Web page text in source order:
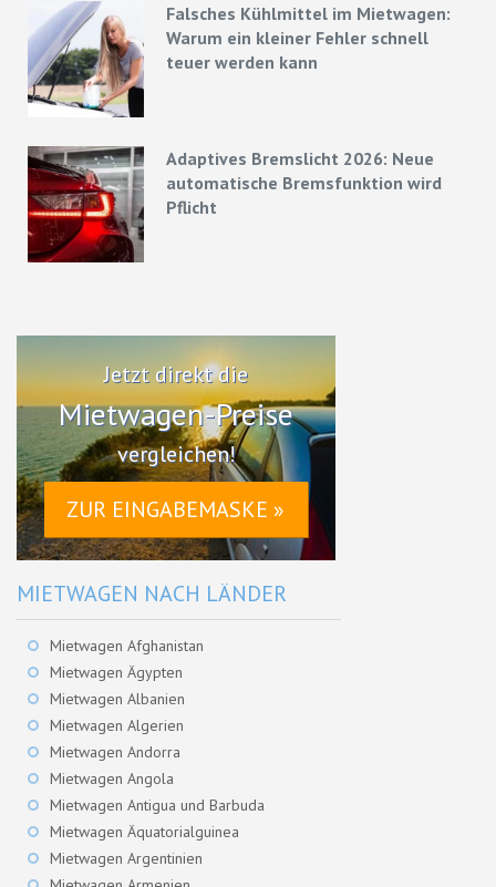
Falsches Kühlmittel im Mietwagen:
Warum ein kleiner Fehler schnell
teuer werden kann
Adaptives Bremslicht 2026: Neue
automatische Bremsfunktion wird
Pflicht
Jetzt direkt die
Mietwagen-Preise
vergleichen!
ZUR EINGABEMASKE »
MIETWAGEN NACH LÄNDER
Mietwagen Afghanistan
Mietwagen Ägypten
Mietwagen Albanien
Mietwagen Algerien
Mietwagen Andorra
Mietwagen Angola
Mietwagen Antigua und Barbuda
Mietwagen Äquatorialguinea
Mietwagen Argentinien